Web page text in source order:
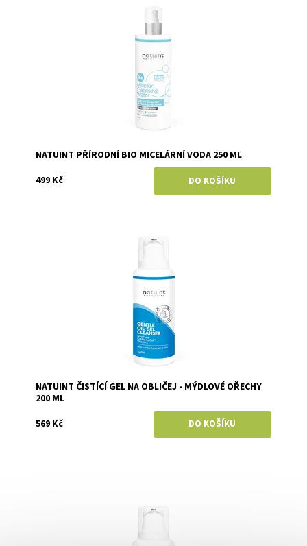
Natuint (dříve Dulcia)
NATUINT PŘÍRODNÍ BIO MICELÁRNÍ VODA 250 ML
499 Kč
Natuint (dříve Dulcia)
NATUINT ČISTÍCÍ GEL NA OBLIČEJ - MÝDLOVÉ OŘECHY
200 ML
569 Kč
Natuint (dříve Dulcia)